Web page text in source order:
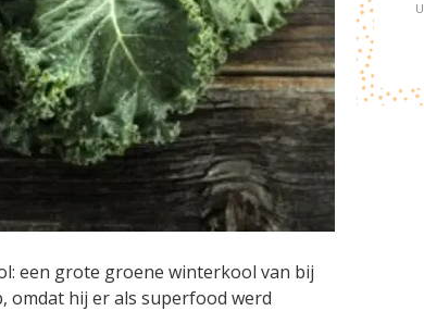
een grote groene winterkool van bij
omdat hij er als superfood werd